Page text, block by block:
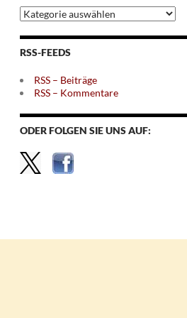
Archiv
nach
Themen
RSS-FEEDS
RSS – Beiträge
RSS – Kommentare
ODER FOLGEN SIE UNS AUF: